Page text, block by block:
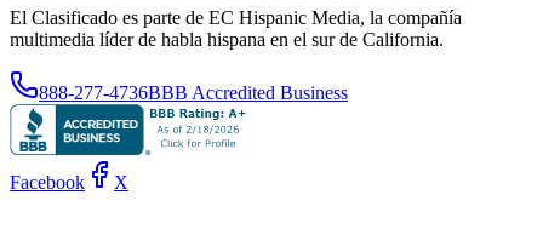
El Clasificado es parte de EC Hispanic Media, la compañía
multimedia líder de habla hispana en el sur de California.
888-277-4736BBB Accredited Business
Facebook X